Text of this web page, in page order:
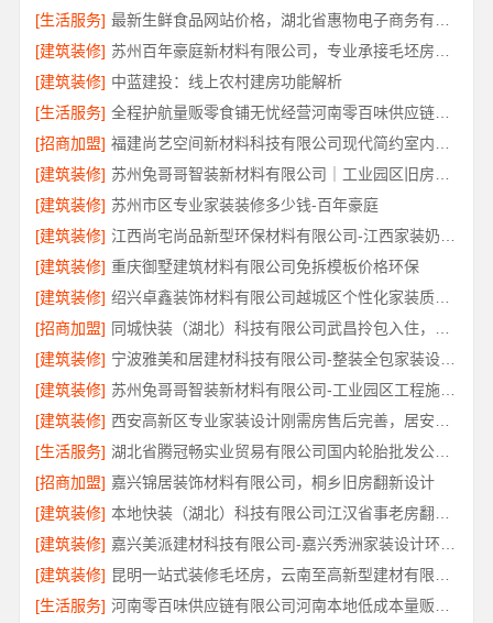
[生活服务]
[建筑装修]
[建筑装修] 中蓝建投：线上农村建房功能解析
[生活服务]
全程护航量贩零食铺无忧经营河南零百味供应链有限公司
[招商加盟]
[建筑装修]
[建筑装修] 苏州市区专业家装装修多少钱-百年豪庭
[建筑装修]
[建筑装修] 重庆御墅建筑材料有限公司免拆模板价格环保
[建筑装修]
绍兴卓鑫装饰材料有限公司越城区个性化家装质量有保障
[招商加盟]
[建筑装修]
宁波雅美和居建材科技有限公司-整装全包家装设计厨卫改造
[建筑装修]
苏州兔哥哥智装新材料有限公司-工业园区工程施工二手房全包服务
[建筑装修]
[生活服务]
湖北省腾冠畅实业贸易有限公司国内轮胎批发公司流程详解
[招商加盟] 嘉兴锦居装饰材料有限公司，桐乡旧房翻新设计
[建筑装修]
[建筑装修]
嘉兴美派建材科技有限公司-嘉兴秀洲家装设计环保材料推荐
[建筑装修]
[生活服务]